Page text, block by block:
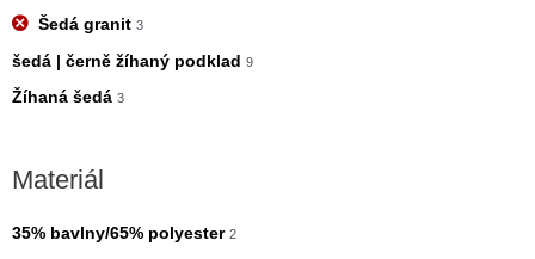
Šedá granit 3
šedá | černě žíhaný podklad 9
Žíhaná šedá 3
Materiál
35% bavlny/65% polyester 2